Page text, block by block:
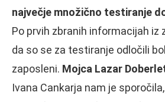
največje množično testiranje
Po prvih zbranih informacijah iz
da so se za testiranje odločili
zaposleni. Mojca Lazar
Ivana Cankarja nam je